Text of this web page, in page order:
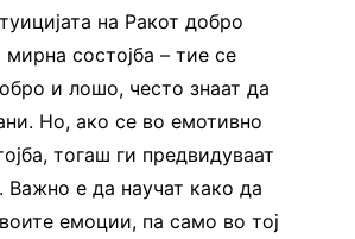
на Ракот добро
состојба – тие се
и лошо, често знаат да
Но, ако се во емотивно
тогаш ги предвидуваат
Важно е да научат како да
емоции, па само во тој